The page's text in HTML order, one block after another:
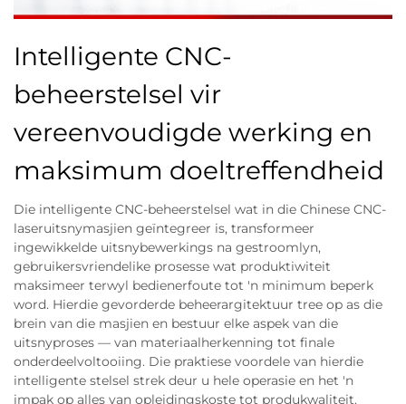
Intelligente CNC-
beheerstelsel vir
vereenvoudigde werking en
maksimum doeltreffendheid
Die intelligente CNC-beheerstelsel wat in die Chinese CNC-
laseruitsnymasjien geïntegreer is, transformeer
ingewikkelde uitsnybewerkings na gestroomlyn,
gebruikersvriendelike prosesse wat produktiwiteit
maksimeer terwyl bedienerfoute tot 'n minimum beperk
word. Hierdie gevorderde beheerargitektuur tree op as die
brein van die masjien en bestuur elke aspek van die
uitsnyproses — van materiaalherkenning tot finale
onderdeelvoltooiing. Die praktiese voordele van hierdie
intelligente stelsel strek deur u hele operasie en het 'n
impak op alles van opleidingskoste tot produkwaliteit.